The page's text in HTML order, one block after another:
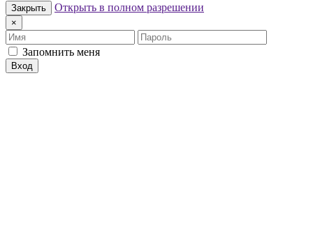
Закрыть Открыть в полном разрешении
×
Имя
Пароль
Запомнить меня
Вход